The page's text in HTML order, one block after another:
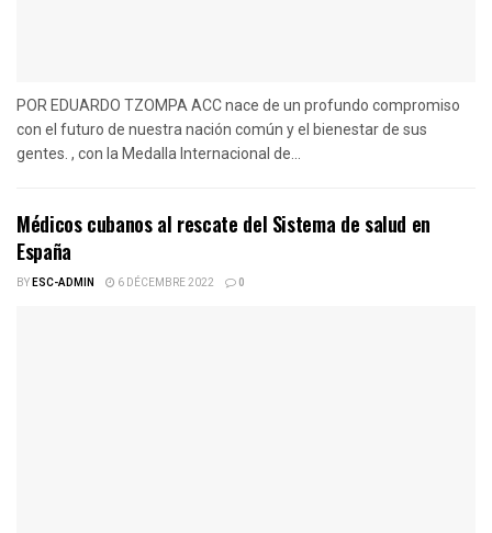
POR EDUARDO TZOMPA ACC nace de un profundo compromiso
con el futuro de nuestra nación común y el bienestar de sus
gentes. , con la Medalla Internacional de...
Médicos cubanos al rescate del Sistema de salud en
España
BYESC-ADMIN 6 DÉCEMBRE 2022 0